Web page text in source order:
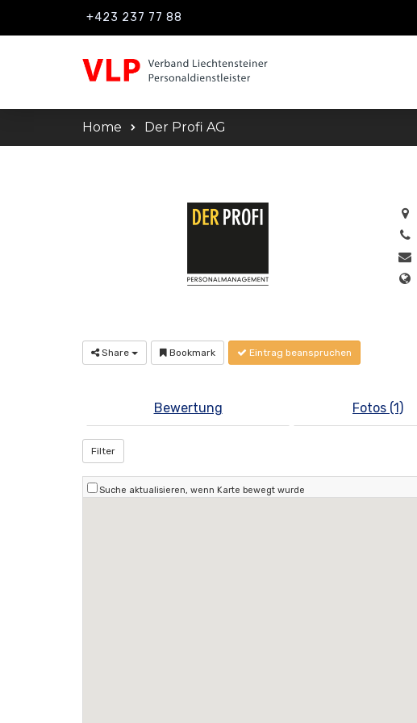
+423 237 77 88
Home Der Profi AG
Share Bookmark Eintrag beanspruchen
Bewertung Fotos (1)
Filter
Suche aktualisieren, wenn Karte bewegt wurde